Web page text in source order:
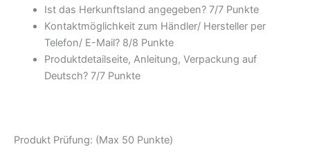
Ist das Herkunftsland angegeben? 7/7 Punkte
Kontaktmöglichkeit zum Händler/ Hersteller per
Telefon/ E-Mail? 8/8 Punkte
Produktdetailseite, Anleitung, Verpackung auf
Deutsch? 7/7 Punkte
Produkt Prüfung: (Max 50 Punkte)